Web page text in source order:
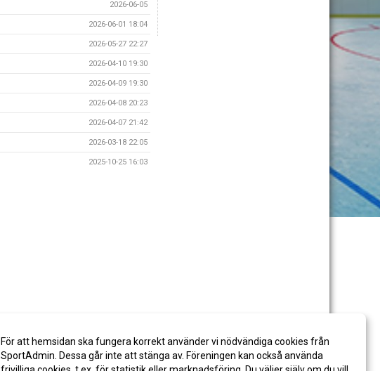
2026-06-05
2026-06-01 18:04
2026-05-27 22:27
2026-04-10 19:30
2026-04-09 19:30
2026-04-08 20:23
2026-04-07 21:42
2026-03-18 22:05
2025-10-25 16:03
För att hemsidan ska fungera korrekt använder vi nödvändiga cookies från
SportAdmin. Dessa går inte att stänga av. Föreningen kan också använda